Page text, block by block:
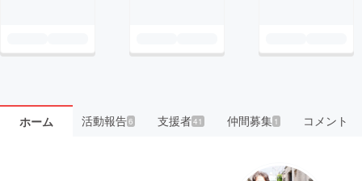
ホーム 活動報告6 支援者41 仲間募集 1 コメント